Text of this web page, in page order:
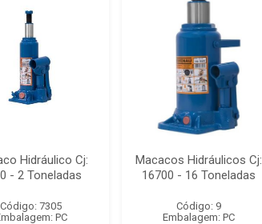
Hidráulico Cj:
- 2 Toneladas
Código: 7305
PC
Macacos Hidráulicos Cj:
16700 - 16 Toneladas
Código: 9
Embalagem: PC